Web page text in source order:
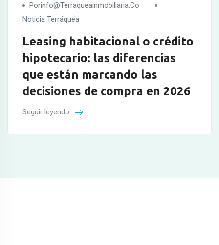
Porinfo@terraqueainmobiliaria.co
Noticia Terráquea
Leasing habitacional o crédito
hipotecario: las diferencias
que están marcando las
decisiones de compra en 2026
Seguir leyendo